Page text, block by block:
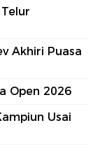
Akhiri Puasa
Open 2026
Usai